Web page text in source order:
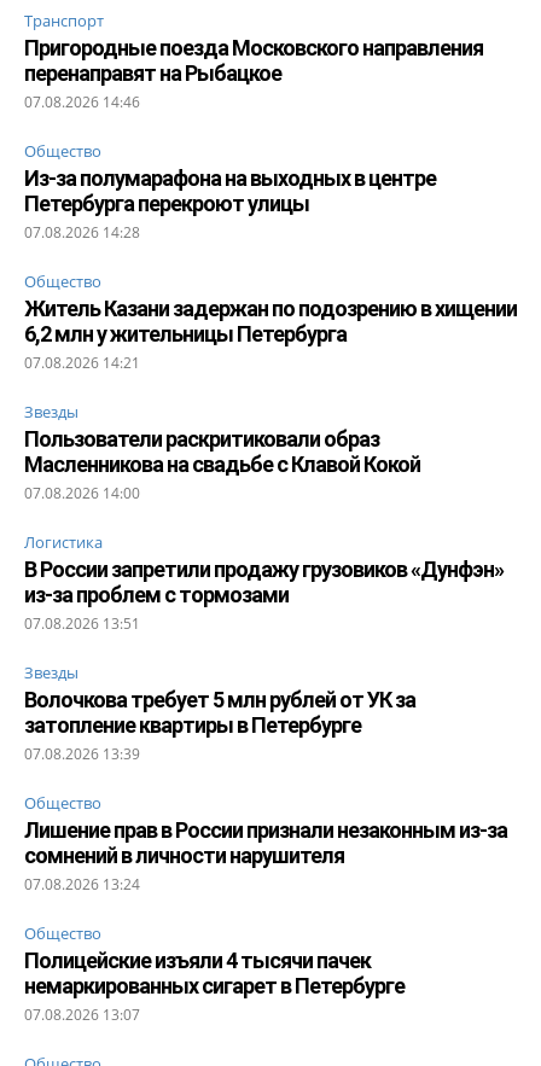
Транспорт
Пригородные поезда Московского направления
перенаправят на Рыбацкое
07.08.2026 14:46
Общество
Из-за полумарафона на выходных в центре
Петербурга перекроют улицы
07.08.2026 14:28
Общество
Житель Казани задержан по подозрению в хищении
6,2 млн у жительницы Петербурга
07.08.2026 14:21
Звезды
Пользователи раскритиковали образ
Масленникова на свадьбе с Клавой Кокой
07.08.2026 14:00
Логистика
В России запретили продажу грузовиков «Дунфэн»
из-за проблем с тормозами
07.08.2026 13:51
Звезды
Волочкова требует 5 млн рублей от УК за
затопление квартиры в Петербурге
07.08.2026 13:39
Общество
Лишение прав в России признали незаконным из-за
сомнений в личности нарушителя
07.08.2026 13:24
Общество
Полицейские изъяли 4 тысячи пачек
немаркированных сигарет в Петербурге
07.08.2026 13:07